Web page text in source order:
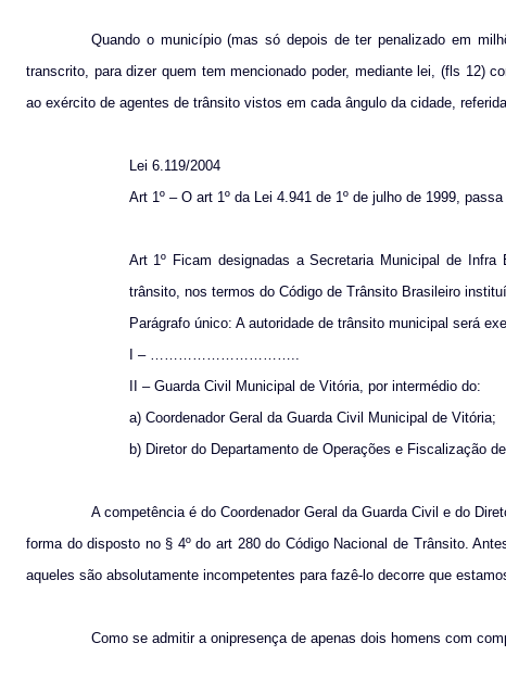
Quando o município (mas só depois de ter penalizado em
transcrito, para dizer quem tem mencionado poder, mediante lei, (fls 12)
ao exército de agentes de trânsito vistos em cada ângulo da cidade,
Lei 6.119/2004
Art 1º – O art 1º da Lei 4.941 de 1º de julho de 1999,
Art 1º Ficam designadas a Secretaria Municipal de
trânsito, nos termos do Código de Trânsito Brasileiro
Parágrafo único: A autoridade de trânsito municipal será
I – …………………………..
II – Guarda Civil Municipal de Vitória, por intermédio do:
a) Coordenador Geral da Guarda Civil Municipal de Vitória;
b) Diretor do Departamento de Operações e Fiscalização
A competência é do Coordenador Geral da Guarda Civil e do
forma do disposto no § 4º do art 280 do Código Nacional de Trânsito.
aqueles são absolutamente incompetentes para fazê-lo decorre que
Como se admitir a onipresença de apenas dois homens com